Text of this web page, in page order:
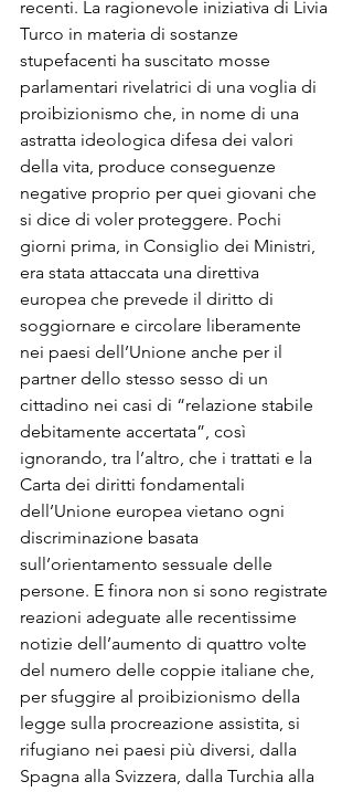
recenti. La ragionevole iniziativa di Livia
Turco in materia di sostanze
stupefacenti ha suscitato mosse
parlamentari rivelatrici di una voglia di
proibizionismo che, in nome di una
astratta ideologica difesa dei valori
della vita, produce conseguenze
negative proprio per quei giovani che
si dice di voler proteggere. Pochi
giorni prima, in Consiglio dei Ministri,
era stata attaccata una direttiva
europea che prevede il diritto di
soggiornare e circolare liberamente
nei paesi dell’Unione anche per il
partner dello stesso sesso di un
cittadino nei casi di “relazione stabile
debitamente accertata”, così
ignorando, tra l’altro, che i trattati e la
Carta dei diritti fondamentali
dell’Unione europea vietano ogni
discriminazione basata
sull’orientamento sessuale delle
persone. E finora non si sono registrate
reazioni adeguate alle recentissime
notizie dell’aumento di quattro volte
del numero delle coppie italiane che,
per sfuggire al proibizionismo della
legge sulla procreazione assistita, si
rifugiano nei paesi più diversi, dalla
Spagna alla Svizzera, dalla Turchia alla